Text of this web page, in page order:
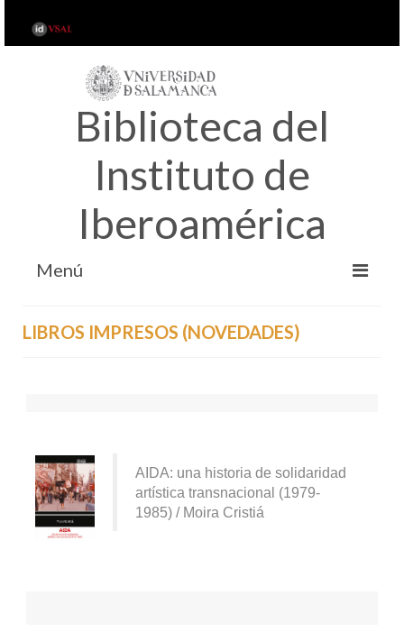
Biblioteca del
Instituto de
Iberoamérica
Menú
TUTORIALES
LIBROS IMPRESOS (NOVEDADES)
AIDA: una historia de solidaridad
artística transnacional (1979-
1985) / Moira Cristiá